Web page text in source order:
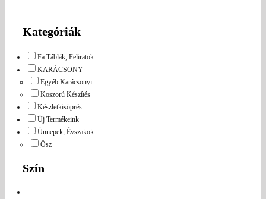
Kategóriák
Fa Táblák, Feliratok
KARÁCSONY
Egyéb Karácsonyi
Koszorú Készítés
Készletkisöprés
Új Termékeink
Ünnepek, Évszakok
Ősz
Szín